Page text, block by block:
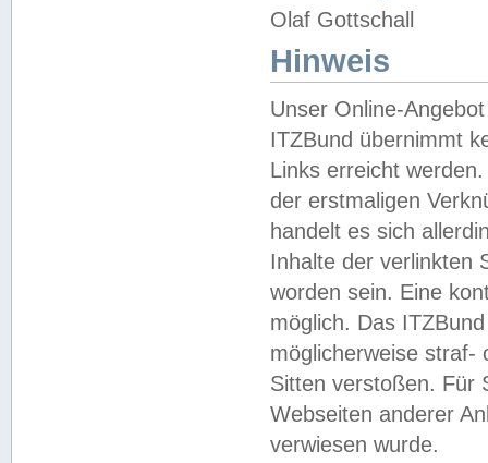
Olaf Gottschall
Hinweis
Unser Online-
ITZBund übernimmt
Links erreicht
der erstmaligen
handelt es sich
Inhalte der verlinkten
worden sein. Eine
möglich. Das
möglicherweise straf-
Sitten verstoßen. Für
Webseiten anderer
verwiesen wurde.